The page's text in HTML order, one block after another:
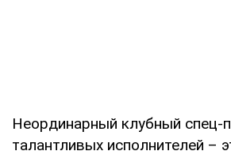
Неординарный клубный спец-
талантливых исполнителей –